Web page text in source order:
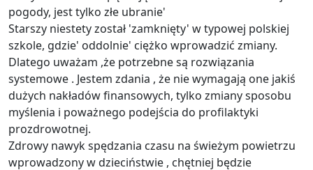
pogody, jest tylko złe ubranie'
Starszy niestety został 'zamknięty' w typowej polskiej
szkole, gdzie' oddolnie' ciężko wprowadzić zmiany.
Dlatego uważam ,że potrzebne są rozwiązania
systemowe . Jestem zdania , że nie wymagają one jakiś
dużych nakładów finansowych, tylko zmiany sposobu
myślenia i poważnego podejścia do profilaktyki
prozdrowotnej.
Zdrowy nawyk spędzania czasu na świeżym powietrzu
wprowadzony w dzieciństwie , chętniej będzie